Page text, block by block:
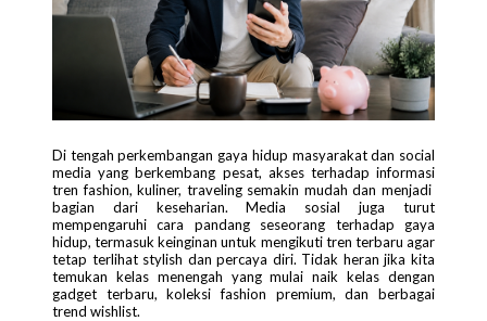
Di tengah perkembangan gaya hidup masyarakat dan social
media yang berkembang pesat, akses terhadap informasi
tren fashion, kuliner, traveling semakin mudah dan menjadi
bagian dari keseharian. Media sosial juga turut
mempengaruhi cara pandang seseorang terhadap gaya
hidup, termasuk keinginan untuk mengikuti tren terbaru agar
tetap terlihat stylish dan percaya diri. Tidak heran jika kita
temukan kelas menengah yang mulai naik kelas dengan
gadget terbaru, koleksi fashion premium, dan berbagai
trend wishlist.